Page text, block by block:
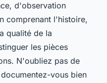
d'observation
comprenant l'histoire,
qualité de la
les pièces
N'oubliez pas de
vous bien